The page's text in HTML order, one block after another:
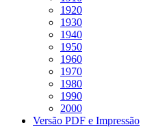
1920
1930
1940
1950
1960
1970
1980
1990
2000
Versão PDF e Impressão